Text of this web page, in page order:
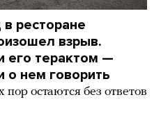
ресторане
взрыв.
его терактом —
о нем говорить
остаются без ответов